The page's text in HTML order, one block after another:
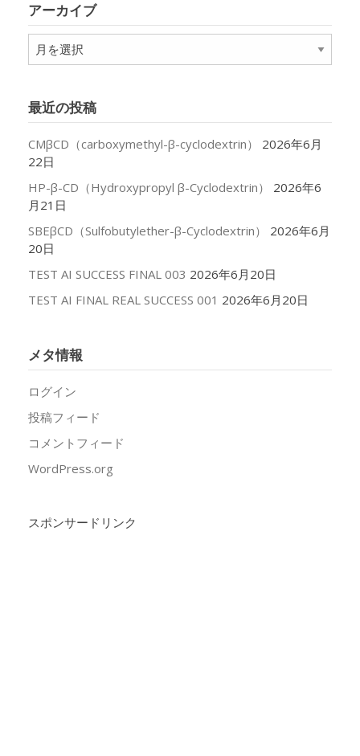
ー
アーカイブ
ア
ー
ブ
最近の投稿
CMβCD（carboxymethyl-β-cyclodextrin）
2026年6月
22日
HP-β-CD（Hydroxypropyl β-Cyclodextrin）
2026年6
月21日
SBEβCD（Sulfobutylether-β-Cyclodextrin）
2026年6月
20日
TEST AI SUCCESS FINAL 003 2026年6月20日
TEST AI FINAL REAL SUCCESS 001 2026年6月20日
メタ情報
ログイン
投稿フィード
コメントフィード
WordPress.org
スポンサードリンク